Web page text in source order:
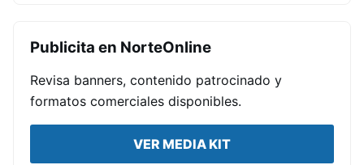
Publicita en NorteOnline
Revisa banners, contenido patrocinado y
formatos comerciales disponibles.
VER MEDIA KIT